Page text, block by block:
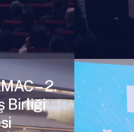
– 2.
Birliği